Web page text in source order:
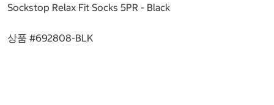
Sockstop Relax Fit Socks 5PR - Black
상품 #692808-BLK